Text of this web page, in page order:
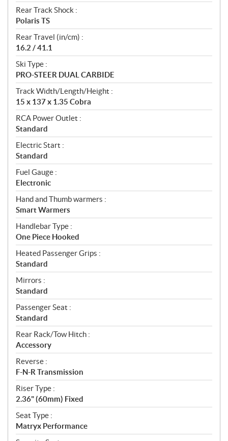
Rear Track Shock :
Polaris TS
Rear Travel (in/cm) :
16.2 / 41.1
Ski Type :
PRO-STEER DUAL CARBIDE
Track Width/Length/Height :
15 x 137 x 1.35 Cobra
RCA Power Outlet :
Standard
Electric Start :
Standard
Fuel Gauge :
Electronic
Hand and Thumb warmers :
Smart Warmers
Handlebar Type :
One Piece Hooked
Heated Passenger Grips :
Standard
Mirrors :
Standard
Passenger Seat :
Standard
Rear Rack/Tow Hitch :
Accessory
Reverse :
F-N-R Transmission
Riser Type :
2.36" (60mm) Fixed
Seat Type :
Matryx Performance